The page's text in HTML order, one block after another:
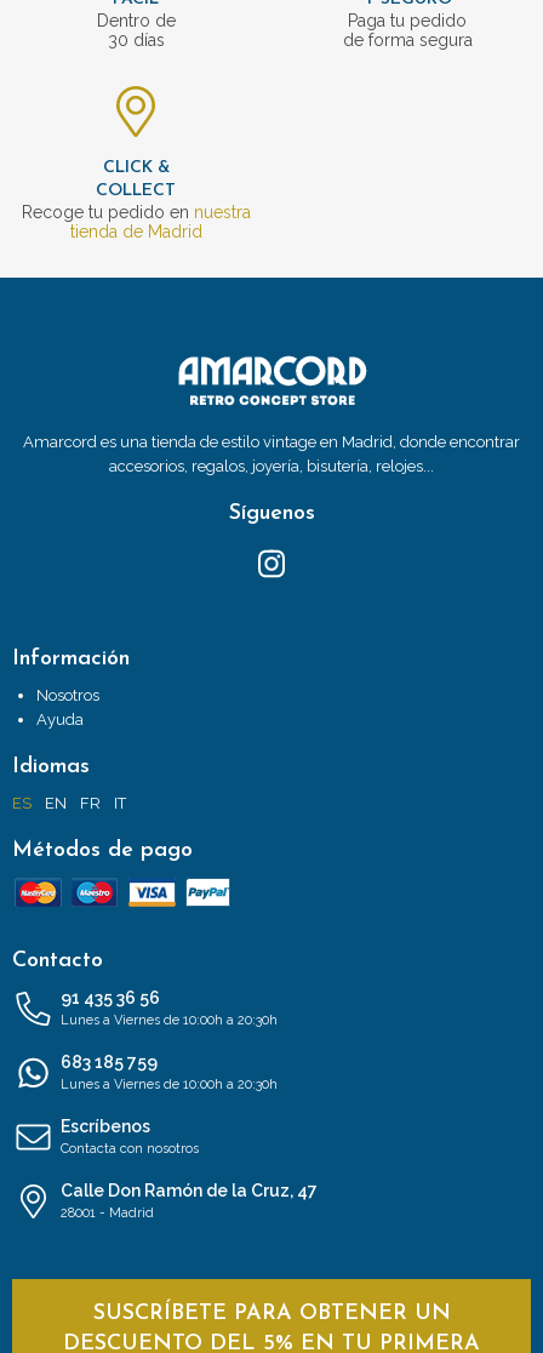
Dentro de
30 días
Paga tu pedido
de forma segura
CLICK &
COLLECT
Recoge tu pedido en nuestra
tienda de Madrid
Amarcord es una tienda de estilo vintage en Madrid, donde encontrar
accesorios, regalos, joyería, bisutería, relojes...
Síguenos
Información
Nosotros
Ayuda
Idiomas
ES EN FR IT
Métodos de pago
Contacto
91 435 36 56
Lunes a Viernes de 10:00h a 20:30h
683 185 759
Lunes a Viernes de 10:00h a 20:30h
Escríbenos
Contacta con nosotros
Calle Don Ramón de la Cruz, 47
28001 - Madrid
SUSCRÍBETE PARA OBTENER UN
DESCUENTO DEL 5% EN TU PRIMERA